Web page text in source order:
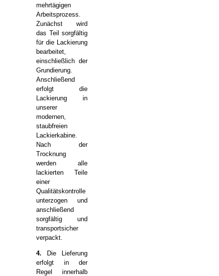
mehrtägigen
Arbeitsprozess.
Zunächst wird
das Teil sorgfältig
für die Lackierung
bearbeitet,
einschließlich der
Grundierung.
Anschließend
erfolgt die
Lackierung in
unserer
modernen,
staubfreien
Lackierkabine.
Nach der
Trocknung
werden alle
lackierten Teile
einer
Qualitätskontrolle
unterzogen und
anschließend
sorgfältig und
transportsicher
verpackt.
4. Die Lieferung
erfolgt in der
Regel innerhalb